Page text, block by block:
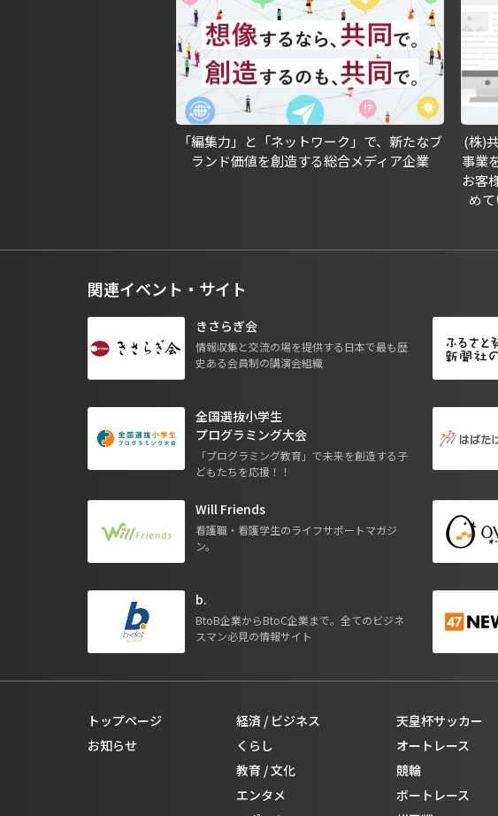
「編集力」と「ネットワーク」で、新たなブ
ランド価値を創造する総合メディア企業
(株)
事業
お客
め
関連イベント・サイト
きさらぎ会
情報収集と交流の場を提供する日本で最も歴
史ある会員制の講演会組織
全国選抜小学生
プログラミング大会
「プログラミング教育」で未来を創造する子
どもたちを応援！！
Will Friends
看護職・看護学生のライフサポートマガジ
ン。
b.
BtoB企業からBtoC企業まで。全てのビジネ
スマン必見の情報サイト
トップページ
お知らせ
経済 / ビジネス
くらし
教育 / 文化
エンタメ
天皇杯サッカー
オートレース
競輪
ボートレース